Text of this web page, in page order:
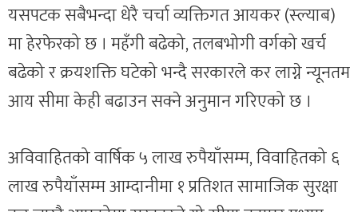
यसपटक सबैभन्दा धेरै चर्चा व्यक्तिगत आयकर (स्ल्याब)
मा हेरफेरको छ । महँगी बढेको, तलबभोगी वर्गको खर्च
बढेको र क्रयशक्ति घटेको भन्दै सरकारले कर लाग्ने न्यूनतम
आय सीमा केही बढाउन सक्ने अनुमान गरिएको छ ।
अविवाहितको वार्षिक ५ लाख रुपैयाँसम्म, विवाहितको ६
लाख रुपैयाँसम्म आम्दानीमा १ प्रतिशत सामाजिक सुरक्षा